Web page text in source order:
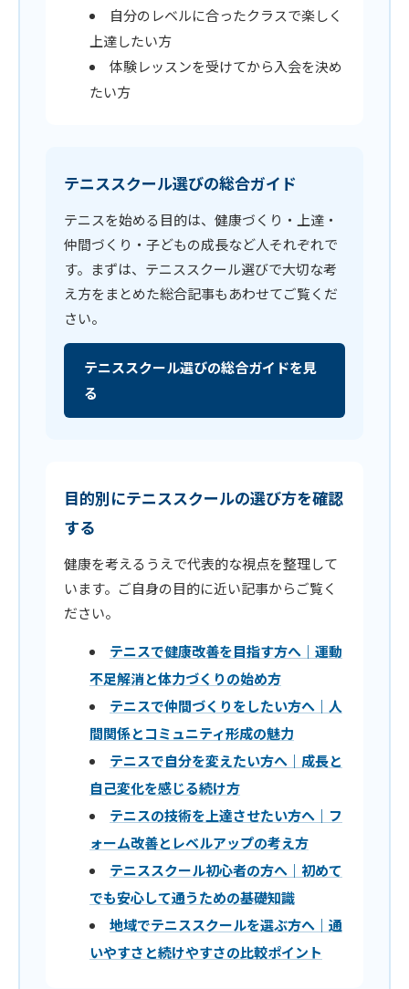
自分のレベルに合ったクラスで楽しく
上達したい方
体験レッスンを受けてから入会を決め
たい方
テニススクール選びの総合ガイド
テニスを始める目的は、健康づくり・上達・
仲間づくり・子どもの成長など人それぞれで
す。まずは、テニススクール選びで大切な考
え方をまとめた総合記事もあわせてご覧くだ
さい。
テニススクール選びの総合ガイドを見
る
目的別にテニススクールの選び方を確認
する
健康を考えるうえで代表的な視点を整理して
います。ご自身の目的に近い記事からご覧く
ださい。
テニスで健康改善を目指す方へ｜運動
不足解消と体力づくりの始め方
テニスで仲間づくりをしたい方へ｜人
間関係とコミュニティ形成の魅力
テニスで自分を変えたい方へ｜成長と
自己変化を感じる続け方
テニスの技術を上達させたい方へ｜フ
ォーム改善とレベルアップの考え方
テニススクール初心者の方へ｜初めて
でも安心して通うための基礎知識
地域でテニススクールを選ぶ方へ｜通
いやすさと続けやすさの比較ポイント